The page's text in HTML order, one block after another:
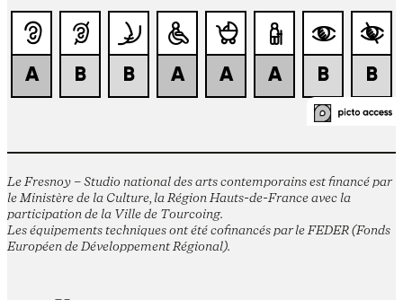
Le Fresnoy – Studio national des arts contemporains est financé par
le Ministère de la Culture, la Région Hauts-de-France avec la
participation de la Ville de Tourcoing.
Les équipements techniques ont été cofinancés par le FEDER (Fonds
Européen de Développement Régional).